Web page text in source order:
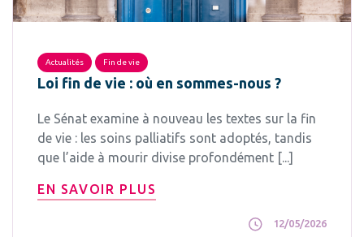
Actualités Fin de vie
Loi fin de vie : où en sommes-nous ?
Le Sénat examine à nouveau les textes sur la fin
de vie : les soins palliatifs sont adoptés, tandis
que l’aide à mourir divise profondément [...]
EN SAVOIR PLUS
12/05/2026